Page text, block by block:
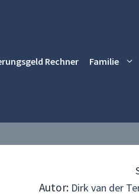
Rechner Familie
Autor: Dirk van der